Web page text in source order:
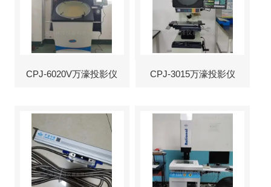
CPJ-6020V万濠投影仪 CPJ-3015万濠投影仪